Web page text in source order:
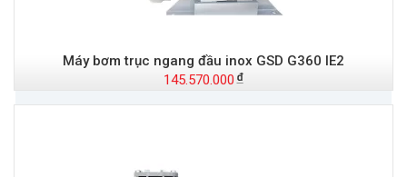
Máy bơm trục ngang đầu inox GSD G360 IE2
145.570.000